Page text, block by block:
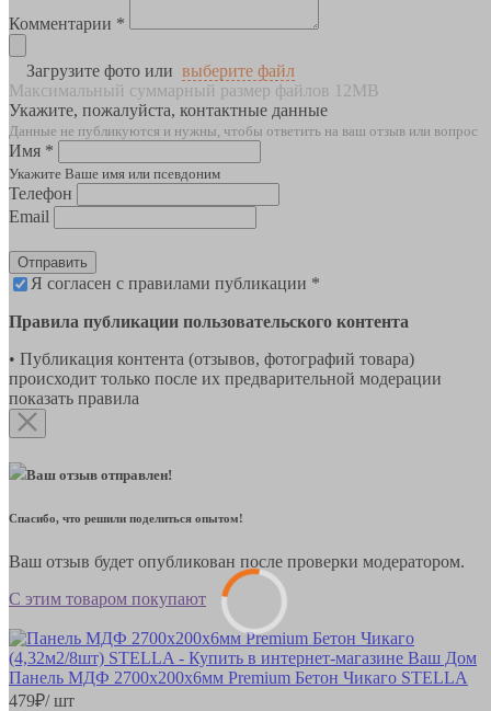
Комментарии *
Загрузите фото или выберите файл
Максимальный суммарный размер файлов 12MB
Укажите, пожалуйста, контактные данные
Данные не публикуются и нужны, чтобы ответить на ваш отзыв или вопрос
Имя *
Укажите Ваше имя или псевдоним
Телефон
Email
Отправить
Я согласен с правилами публикации *
Правила публикации пользовательского контента
• Публикация контента (отзывов, фотографий товара)
происходит только после их предварительной модерации
показать правила
Ваш отзыв отправлен!
Спасибо, что решили поделиться опытом!
Ваш отзыв будет опубликован после проверки модератором.
С этим товаром покупают
Панель МДФ 2700х200х6мм Premium Бетон Чикаго STELLA
479₽/ шт